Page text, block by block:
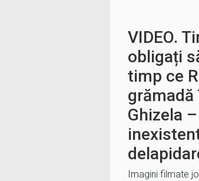
VIDEO.
obligați
timp ce
grămadă
Ghizela
Imagini filmate